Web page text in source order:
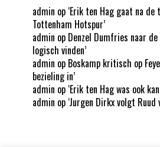
admin op ‘Erik ten Hag gaat na
Tottenham Hotspur’
admin op Denzel Dumfries naar
logisch vinden’
admin op Boskamp kritisch op
bezieling in’
admin op ‘Erik ten Hag was ook
admin op ‘Jurgen Dirkx volgt